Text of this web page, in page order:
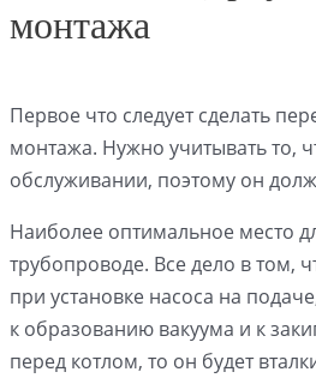
монтажа
Первое что следует сделать
монтажа. Нужно учитывать то,
обслуживании, поэтому он
Наиболее оптимальное место
трубопроводе. Все дело в том,
при установке насоса на
к образованию вакуума и к
перед котлом, то он будет